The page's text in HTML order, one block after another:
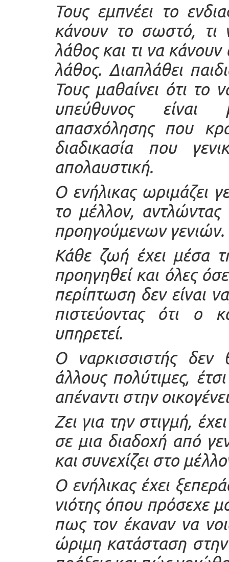
Τους εμπνέει το
κάνουν το σωστό, τι
λάθος και τι να κάνουν
λάθος. Διαπλάθει
Τους μαθαίνει ότι το
υπεύθυνος είναι
απασχόλησης που
διαδικασία που
απολαυστική.
Ο ενήλικας ωριμάζει
το μέλλον, αντλώντας
προηγούμενων γενιών.
Κάθε ζωή έχει μέσα
προηγηθεί και όλες
περίπτωση δεν είναι
πιστεύοντας ότι ο
υπηρετεί.
Ο ναρκισσιστής δεν
άλλους πολύτιμες,
απέναντι στην
Ζει για την στιγμή,
σε μια διαδοχή από
και συνεχίζει στο
Ο ενήλικας έχει
νιότης όπου πρόσεχε
πως τον έκαναν να
ώριμη κατάσταση στην